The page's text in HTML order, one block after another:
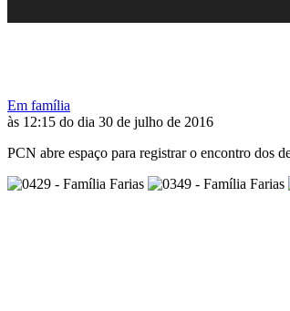
Em família
às 12:15 do dia 30 de julho de 2016
PCN abre espaço para registrar o encontro dos